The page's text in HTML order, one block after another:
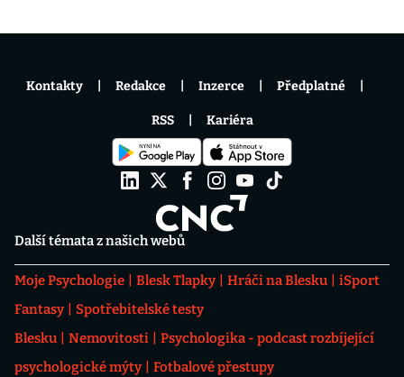
Další témata z našich webů
Moje Psychologie Blesk Tlapky Hráči na Blesku
iSport
Fantasy
Spotřebitelské testy
Blesku
Nemovitosti
Psychologika - podcast rozbíjející
psychologické mýty
Fotbalové přestupy
Kontakty Redakce Inzerce Předplatné
RSS Kariéra